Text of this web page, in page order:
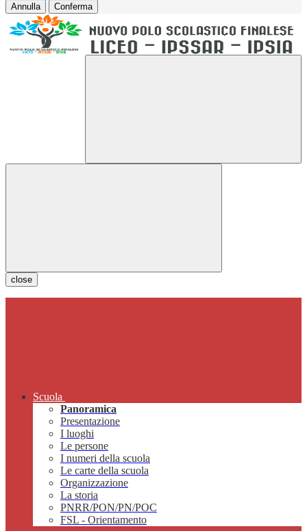
Annulla Conferma
close
Scuola
Panoramica
Presentazione
I luoghi
Le persone
I numeri della scuola
Le carte della scuola
Organizzazione
La storia
PNRR/PON/PN/POC
FSL - Orientamento